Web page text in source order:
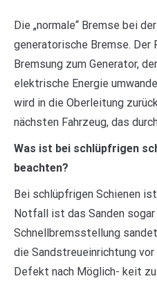
Die „normale“ Bremse bei
generatorische Bremse. Der
Bremsung zum Generator,
elektrische Energie
wird in die Oberleitung
nächsten Fahrzeug, das
Was ist bei schlüpfrigen
beachten?
Bei schlüpfrigen Schienen
Notfall ist das Sanden
Schnellbremsstellung
die Sandstreueinrichtung
Defekt nach Möglich- keit zu